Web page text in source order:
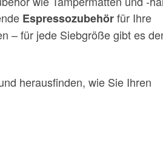
Espressozubehörfür Ihre
– für jede Siebgröße gibt es
herausfinden, wie Sie Ihren